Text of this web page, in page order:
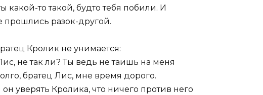
какой-то такой, будто тебя побили. И
прошлись разок-другой.
Кролик не унимается:
не так ли? Ты ведь не таишь на меня
братец Лис, мне время дорого.
уверять Кролика, что ничего против него